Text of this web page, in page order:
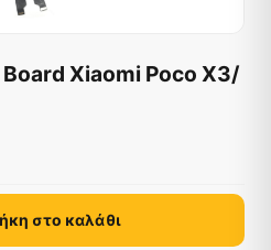
Xiaomi Poco X3/
στο καλάθι